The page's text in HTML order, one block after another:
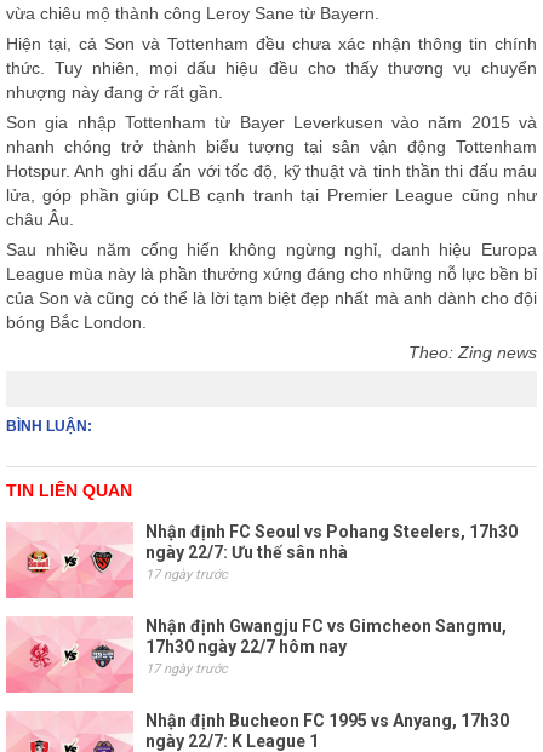
vừa chiêu mộ thành công Leroy Sane từ Bayern.
Hiện tại, cả Son và Tottenham đều chưa xác nhận thông tin chính
thức. Tuy nhiên, mọi dấu hiệu đều cho thấy thương vụ chuyển
nhượng này đang ở rất gần.
Son gia nhập Tottenham từ Bayer Leverkusen vào năm 2015 và
nhanh chóng trở thành biểu tượng tại sân vận động Tottenham
Hotspur. Anh ghi dấu ấn với tốc độ, kỹ thuật và tinh thần thi đấu máu
lửa, góp phần giúp CLB cạnh tranh tại Premier League cũng như
châu Âu.
Sau nhiều năm cống hiến không ngừng nghỉ, danh hiệu Europa
League mùa này là phần thưởng xứng đáng cho những nỗ lực bền bỉ
của Son và cũng có thể là lời tạm biệt đẹp nhất mà anh dành cho đội
bóng Bắc London.
Theo: Zing news
BÌNH LUẬN:
TIN LIÊN QUAN
Nhận định FC Seoul vs Pohang Steelers, 17h30
ngày 22/7: Ưu thế sân nhà
17 ngày trước
Nhận định Gwangju FC vs Gimcheon Sangmu,
17h30 ngày 22/7 hôm nay
17 ngày trước
Nhận định Bucheon FC 1995 vs Anyang, 17h30
ngày 22/7: K League 1